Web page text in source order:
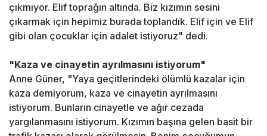
çıkmıyor. Elif toprağın altında. Biz kızımın sesini
çıkarmak için hepimiz burada toplandık. Elif için ve Elif
gibi olan çocuklar için adalet istiyoruz" dedi.
"Kaza ve cinayetin ayrılmasını istiyorum"
Anne Güner, "Yaya geçitlerindeki ölümlü kazalar için
kaza demiyorum, kaza ve cinayetin ayrılmasını
istiyorum. Bunların cinayetle ve ağır cezada
yargılanmasını istiyorum. Kızımın başına gelen basit bir